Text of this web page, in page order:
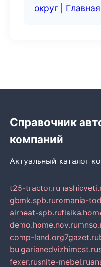
округ
Справочник
компаний
Актуальный каталог
t25-tractor.ru
gbmk.spb.ruromania-
airheat-spb.ru
demo.home.nov.ru
comp-land.org7gazet.ru
bulgarianedvizhimost.ru
fexer.rusnite-mebel.ru